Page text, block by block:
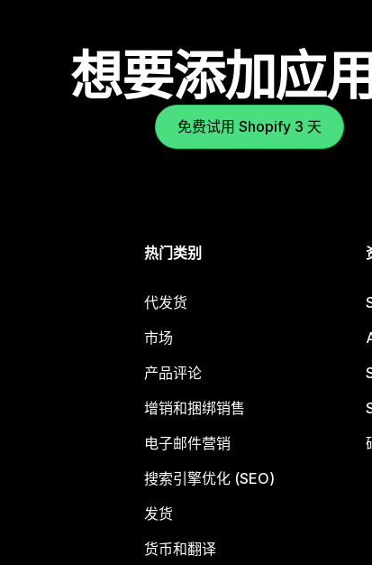
想要添加应用
免费试用 Shopify 3 天
热门类别
代发货
市场
产品评论
增销和捆绑销售
电子邮件营销
搜索引擎优化 (SEO)
发货
货币和翻译